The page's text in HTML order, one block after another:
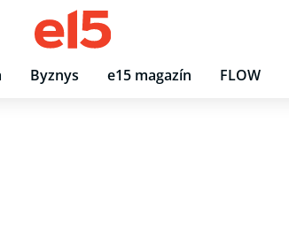
Byznys e15 magazín FLOW